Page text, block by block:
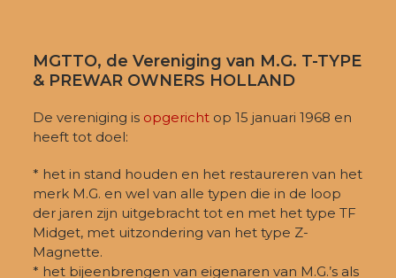
MGTTO, de Vereniging van M.G. T-TYPE
& PREWAR OWNERS HOLLAND
De vereniging is opgericht op 15 januari 1968 en
heeft tot doel:
* het in stand houden en het restaureren van het
merk M.G. en wel van alle typen die in de loop
der jaren zijn uitgebracht tot en met het type TF
Midget, met uitzondering van het type Z-
Magnette.
* het bijeenbrengen van eigenaren van M.G.’s als